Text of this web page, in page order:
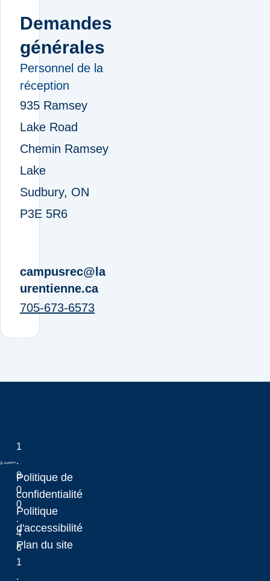
Demandes
générales
Personnel de la
réception
935 Ramsey
Lake Road
Chemin Ramsey
Lake
Sudbury, ON
P3E 5R6
campusrec@la
urentienne.ca
705-673-6573
Laurentian University
1
.
8
0
0
.
4
6
1
.
Politique de
confidentialité
Politique
d'accessibilité
Plan du site